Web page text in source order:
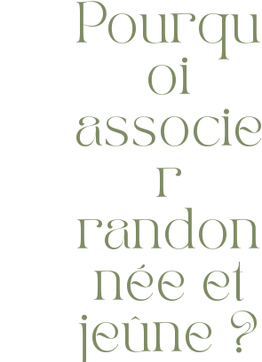
Pourqu
oi
associe
r
randon
née et
jeûne ?